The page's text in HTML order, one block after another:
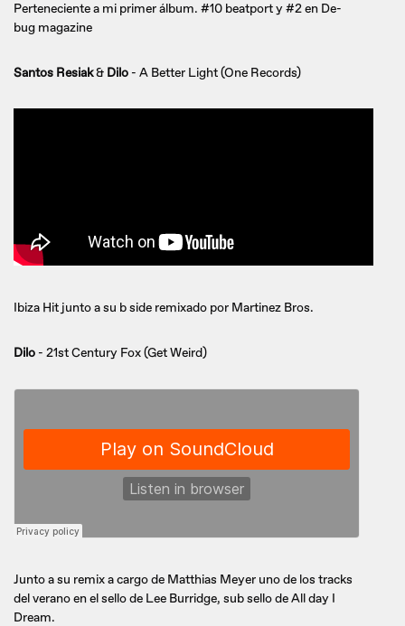
Perteneciente a mi primer álbum. #10 beatport y #2 en De-
bug magazine
Santos Resiak& Dilo - A Better Light (One Records)
Ibiza Hit junto a su b side remixado por Martinez Bros.
Dilo - 21st Century Fox (Get Weird)
Junto a su remix a cargo de Matthias Meyer uno de los tracks
del verano en el sello de Lee Burridge, sub sello de All day I
Dream.